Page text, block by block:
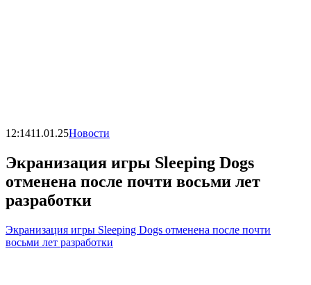
12:1411.01.25Новости
Экранизация игры Sleeping Dogs
отменена после почти восьми лет
разработки
Экранизация игры Sleeping Dogs отменена после почти
восьми лет разработки